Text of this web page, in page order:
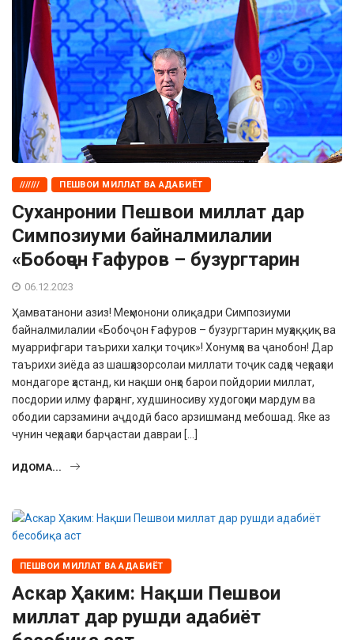
/////// ПЕШВОИ МИЛЛАТ ВА АДАБИЁТ
Суханронии Пешвои миллат дар
Симпозиуми байналмилалии
«Бобоҷон Ғафуров – бузургтарин
06.12.2023
Ҳамватанони азиз! Меҳмонони олиқадри Симпозиуми
байналмилалии «Бобоҷон Ғафуров – бузургтарин муҳаққиқ ва
муаррифгари таърихи халқи тоҷик»! Хонумҳо ва ҷанобон! Дар
таърихи зиёда аз шашҳазорсолаи миллати тоҷик садҳо чеҳраҳои
мондагоре ҳастанд, ки нақши онҳо барои пойдории миллат,
посдории илму фарҳанг, худшиносиву худогоҳии мардум ва
ободии сарзамини аҷдодӣ басо арзишманд мебошад. Яке аз
чунин чеҳраҳои барҷастаи давраи […]
ИДОМА...
ПЕШВОИ МИЛЛАТ ВА АДАБИЁТ
Аскар Ҳаким: Нақши Пешвои
миллат дар рушди адабиёт